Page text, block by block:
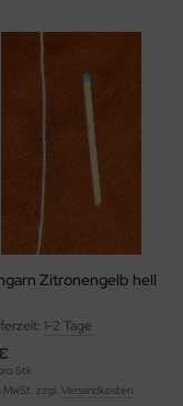
Zitronengelb hell
1-2 Tage
Stk
MwSt. zzgl. Versandkosten